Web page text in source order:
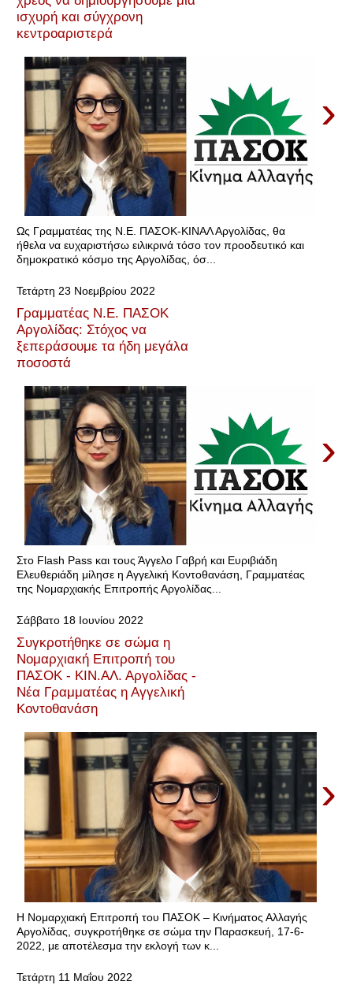
ισχυρή και σύγχρονη
κεντροαριστερά
›
Ως Γραμματέας της Ν.Ε. ΠΑΣΟΚ-ΚΙΝΑΛ Αργολίδας, θα
ήθελα να ευχαριστήσω ειλικρινά τόσο τον προοδευτικό και
δημοκρατικό κόσμο της Αργολίδας, όσ...
Τετάρτη 23 Νοεμβρίου 2022
Γραμματέας Ν.Ε. ΠΑΣΟΚ
Αργολίδας: Στόχος να
ξεπεράσουμε τα ήδη μεγάλα
ποσοστά
›
Στο Flash Pass και τους Άγγελο Γαβρή και Ευριβιάδη
Ελευθεριάδη μίλησε η Αγγελική Κοντοθανάση, Γραμματέας
της Νομαρχιακής Επιτροπής Αργολίδας...
Σάββατο 18 Ιουνίου 2022
Συγκροτήθηκε σε σώμα η
Νομαρχιακή Επιτροπή του
ΠΑΣΟΚ - ΚΙΝ.ΑΛ. Αργολίδας -
Νέα Γραμματέας η Αγγελική
Κοντοθανάση
›
Η Νομαρχιακή Επιτροπή του ΠΑΣΟΚ – Κινήματος Αλλαγής
Αργολίδας, συγκροτήθηκε σε σώμα την Παρασκευή, 17-6-
2022, με αποτέλεσμα την εκλογή των κ...
Τετάρτη 11 Μαΐου 2022